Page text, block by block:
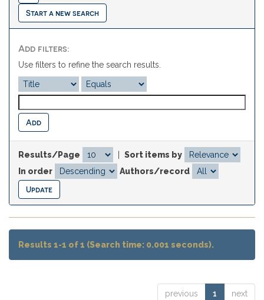
Start a new search
Add filters:
Use filters to refine the search results.
Results/Page
Sort items by
In order
Authors/record
Results 1-1 of 1 (Search time: 0.001 seconds).
previous 1 next